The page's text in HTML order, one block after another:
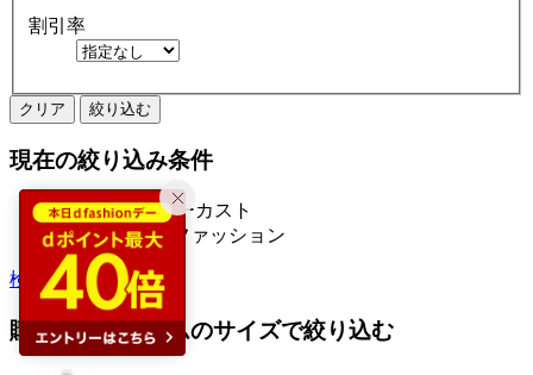
割引率
クリア 絞り込む
現在の絞り込み条件
LOCUST ローカスト
レディースファッション
検索履歴から探す
購入済みアイテムのサイズで絞り込む